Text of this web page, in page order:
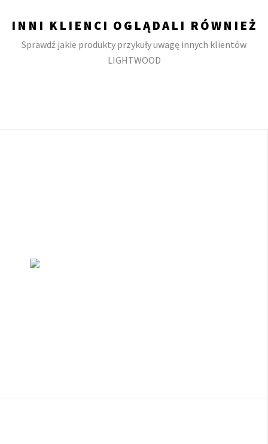
INNI KLIENCI OGLĄDALI RÓWNIEŻ
Sprawdź jakie produkty przykuły uwagę innych klientów
LIGHTWOOD